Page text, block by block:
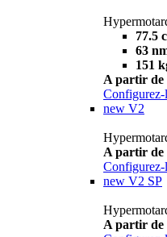
77.5
63
151
A partir de
Configurez-
new V2
A partir de
Configurez-
new V2 SP
A partir de